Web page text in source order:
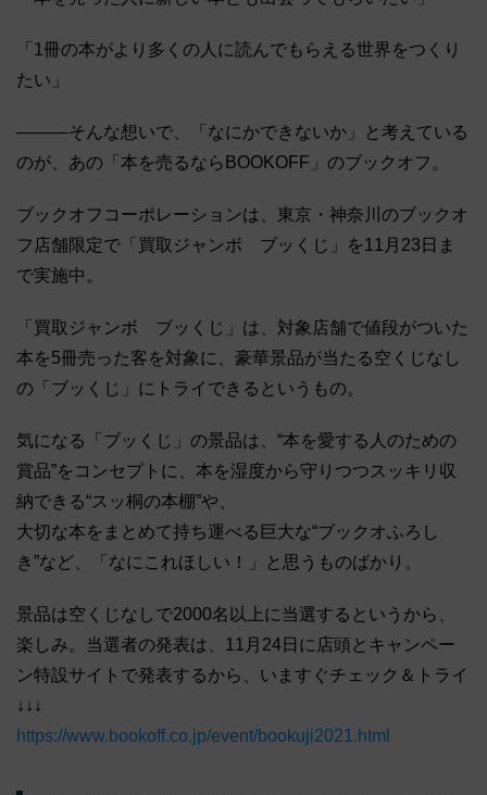
「1冊の本がより多くの人に読んでもらえる世界をつくり
たい」
―――そんな想いで、「なにかできないか」と考えている
のが、あの「本を売るならBOOKOFF」のブックオフ。
ブックオフコーポレーションは、東京・神奈川のブックオ
フ店舗限定で「買取ジャンボ ブッくじ」を11月23日ま
で実施中。
「買取ジャンボ ブッくじ」は、対象店舗で値段がついた
本を5冊売った客を対象に、豪華景品が当たる空くじなし
の「ブッくじ」にトライできるというもの。
気になる「ブッくじ」の景品は、“本を愛する人のための
賞品”をコンセプトに、本を湿度から守りつつスッキリ収
納できる“スッ桐の本棚”や、
大切な本をまとめて持ち運べる巨大な“ブックオふろし
き”など、「なにこれほしい！」と思うものばかり。
景品は空くじなしで2000名以上に当選するというから、
楽しみ。当選者の発表は、11月24日に店頭とキャンペー
ン特設サイトで発表するから、いますぐチェック＆トライ
↓↓↓
https://www.bookoff.co.jp/event/bookuji2021.html